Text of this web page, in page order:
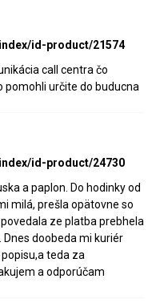
id-product/21574
call centra čo
pomohli určite do buducna
id-product/24730
a paplon. Do hodinky od
milá, prešla opätovne so
ze platba prebhela
Dnes doobeda mi kuriér
teda za
a odporúčam